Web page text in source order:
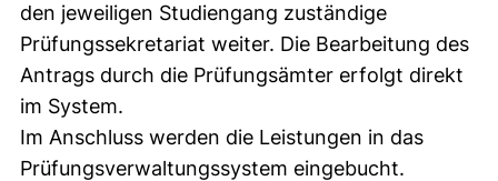
den jeweiligen Studiengang zuständige
Prüfungssekretariat weiter. Die Bearbeitung des
Antrags durch die Prüfungsämter erfolgt direkt
im System.
Im Anschluss werden die Leistungen in das
Prüfungsverwaltungssystem eingebucht.